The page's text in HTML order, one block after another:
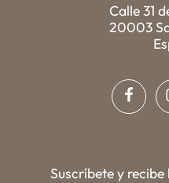
Calle 31
20003
Suscríbete y